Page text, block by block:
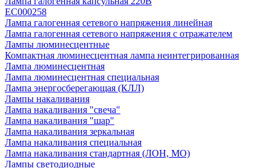
EC000258
Лампа галогенная сетевого напряжения линейная
Лампа галогенная сетевого напряжения с отражателем
Лампы люминесцентные
Компактная люминесцентная лампа неинтегрированная
Лампа люминесцентная
Лампа люминесцентная специальная
Лампа энергосберегающая (КЛЛ)
Лампы накаливания
Лампа накаливания "свеча"
Лампа накаливания "шар"
Лампа накаливания зеркальная
Лампа накаливания специальная
Лампа накаливания стандартная (ЛОН, МО)
Лампы светодиодные